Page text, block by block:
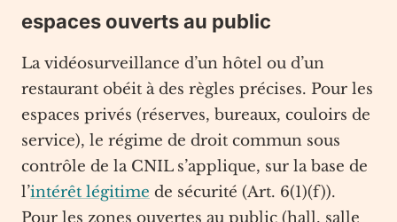
espaces ouverts au public
La vidéosurveillance d’un hôtel ou d’un
restaurant obéit à des règles précises. Pour les
espaces privés (réserves, bureaux, couloirs de
service), le régime de droit commun sous
contrôle de la CNIL s’applique, sur la base de
l’intérêt légitime de sécurité (Art. 6(1)(f)).
Pour les zones ouvertes au public (hall, salle